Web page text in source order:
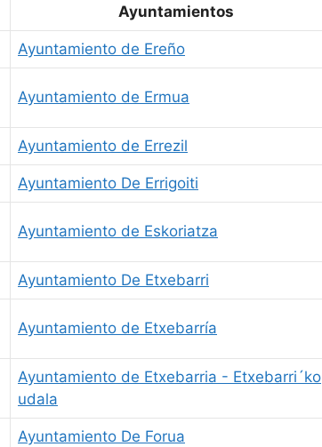
Ayuntamientos
Ayuntamiento de Ereño
Ayuntamiento de Ermua
Ayuntamiento de Errezil
Ayuntamiento De Errigoiti
Ayuntamiento de Eskoriatza
Ayuntamiento De Etxebarri
Ayuntamiento de Etxebarría
Ayuntamiento de Etxebarria - Etxebarri´ko
udala
Ayuntamiento De Forua